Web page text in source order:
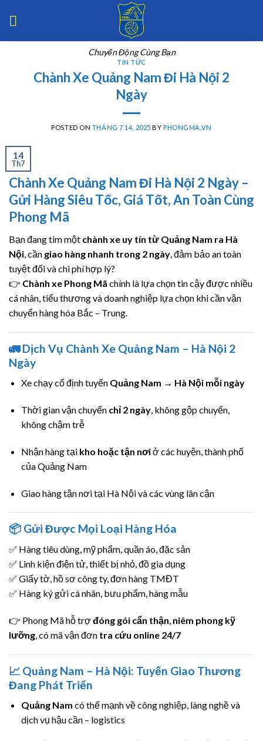
Chuyển Động Cùng Bạn
TIN TỨC
Chành Xe Quảng Nam Đi Hà Nội 2
Ngày
POSTED ON THÁNG 7 14, 2025 BYPHONGMA.VN
14
Th7
Chành Xe Quảng Nam Đi Hà Nội 2 Ngày –
Gửi Hàng Siêu Tốc, Giá Tốt, An Toàn Cùng
Phong Mã
Bạn đang tìm một chành xe uy tín từ Quảng Nam ra Hà
Nội , cần giao hàng nhanh trong 2 ngày , đảm bảo an toàn
tuyệt đối và chi phí hợp lý?
👉 Chành xe Phong Mã chính là lựa chọn tin cậy được nhiều
cá nhân, tiểu thương và doanh nghiệp lựa chọn khi cần vận
chuyển hàng hóa Bắc – Trung.
🚛 Dịch Vụ Chành Xe Quảng Nam – Hà Nội 2
Ngày
Xe chạy cố định tuyến Quảng Nam → Hà Nội mỗi ngày
Thời gian vận chuyển chỉ 2 ngày, không gộp chuyến,
không chậm trễ
Nhận hàng tại kho hoặc tận nơiở các huyện, thành phố
của Quảng Nam
Giao hàng tận nơi tại Hà Nội và các vùng lân cận
📦 Gửi Được Mọi Loại Hàng Hóa
✅ Hàng tiêu dùng, mỹ phẩm, quần áo, đặc sản
✅ Linh kiện điện tử, thiết bị nhỏ, đồ gia dụng
✅ Giấy tờ, hồ sơ công ty, đơn hàng TMĐT
✅ Hàng ký gửi cá nhân, bưu phẩm, hàng mẫu
👉 Phong Mã hỗ trợ đóng gói cẩn thận niêm phong kỹ
lưỡng , có mã vận đơn tra cứu online 24/7
📈 Quảng Nam – Hà Nội: Tuyến Giao Thương
Đang Phát Triển
Quảng Nam có thế mạnh về công nghiệp, làng nghề và
dịch vụ hậu cần – logistics